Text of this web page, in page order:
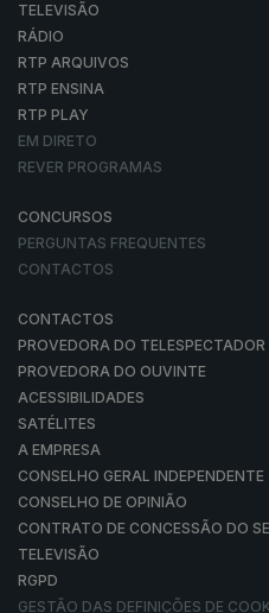
TELEVISÃO
RÁDIO
RTP ARQUIVOS
RTP ENSINA
RTP PLAY
EM DIRETO
REVER PROGRAMAS
CONCURSOS
PERGUNTAS FREQUENTES
CONTACTOS
CONTACTOS
PROVEDORA DO TELESPECTADOR
PROVEDORA DO OUVINTE
ACESSIBILIDADES
SATÉLITES
A EMPRESA
CONSELHO GERAL INDEPENDENTE
CONSELHO DE OPINIÃO
CONTRATO DE CONCESSÃO DO
TELEVISÃO
RGPD
GESTÃO DAS DEFINIÇÕES DE